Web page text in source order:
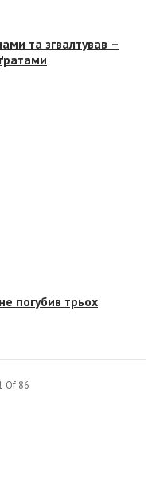
та згвалтував –
погубив трьох
Of 86